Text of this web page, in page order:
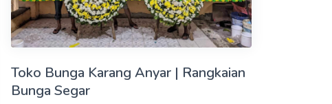
Toko Bunga Karang Anyar | Rangkaian
Bunga Segar